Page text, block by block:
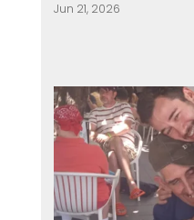
Jun 21, 2026